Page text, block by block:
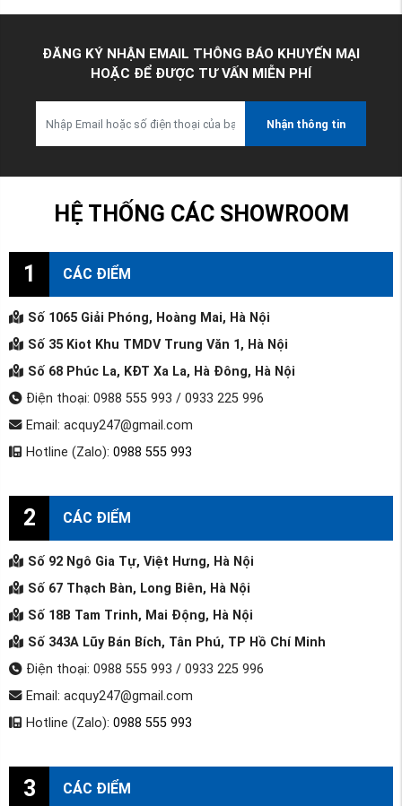
ĐĂNG KÝ NHẬN EMAIL THÔNG BÁO KHUYẾN MẠI
HOẶC ĐỂ ĐƯỢC TƯ VẤN MIỄN PHÍ
Nhận thông tin
HỆ THỐNG CÁC SHOWROOM
1 CÁC ĐIỂM
Số 1065 Giải Phóng, Hoàng Mai, Hà Nội
Số 35 Kiot Khu TMDV Trung Văn 1, Hà Nội
Số 68 Phúc La, KĐT Xa La, Hà Đông, Hà Nội
Điện thoại: 0988 555 993 / 0933 225 996
Email: acquy247@gmail.com
Hotline (Zalo): 0988 555 993
2 CÁC ĐIỂM
Số 92 Ngô Gia Tự, Việt Hưng, Hà Nội
Số 67 Thạch Bàn, Long Biên, Hà Nội
Số 18B Tam Trinh, Mai Động, Hà Nội
Số 343A Lũy Bán Bích, Tân Phú, TP Hồ Chí Minh
Điện thoại: 0988 555 993 / 0933 225 996
Email: acquy247@gmail.com
Hotline (Zalo): 0988 555 993
3 CÁC ĐIỂM